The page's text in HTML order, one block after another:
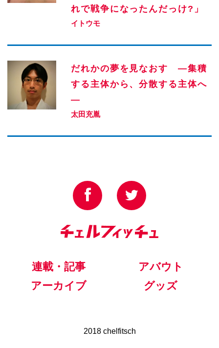
れで戦争になったんだっけ?」
イトウモ
だれかの夢を見なおす ―集積
する主体から、分散する主体へ
―
太田充胤
連載・記事
アバウト
アーカイブ
グッズ
2018 chelfitsch